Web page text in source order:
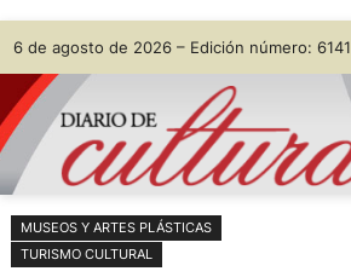
Saltar
al
contenido
Skip
to
content
6 de agosto de 2026 – Edición número: 6141
MUSEOS Y ARTES PLÁSTICAS
TURISMO CULTURAL